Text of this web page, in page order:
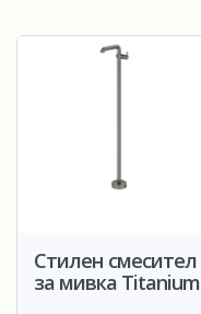
Стилен смесител
за мивка Titanium